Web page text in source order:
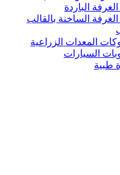
الباردة
الساخنة بالقالب
المعدات الزراعية
السيارات
طبية